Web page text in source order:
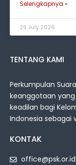
Selengkapnya »
29 July 2026
TENTANG KAMI
Perkumpulan
keanggotaan
keadilan bagi
Indonesia sebagai
KONTAK
office@psk.or.id